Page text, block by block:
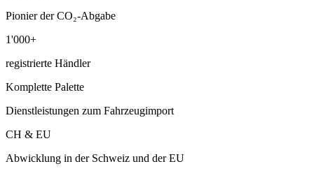
Pionier der CO₂-Abgabe
1'000+
registrierte Händler
Komplette Palette
Dienstleistungen zum Fahrzeugimport
CH & EU
Abwicklung in der Schweiz und der EU